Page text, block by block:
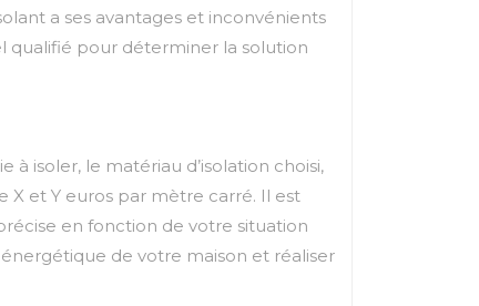
a ses avantages et inconvénients
qualifié pour déterminer la solution
isoler, le matériau d’isolation choisi,
X et Y euros par mètre carré. Il est
en fonction de votre situation
de votre maison et réaliser